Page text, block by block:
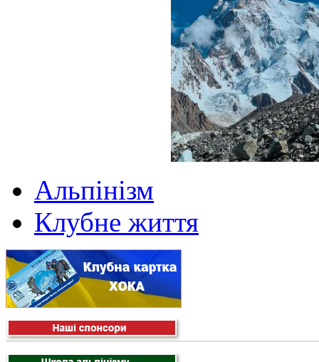
Альпінізм
Клубне життя